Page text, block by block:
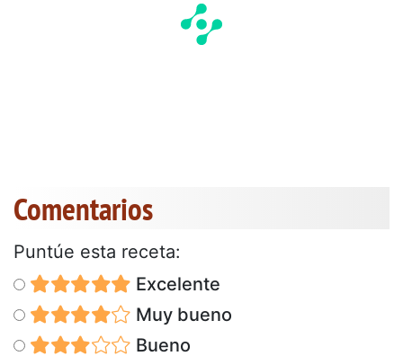
Comentarios
Puntúe esta receta:
Excelente
Muy bueno
Bueno